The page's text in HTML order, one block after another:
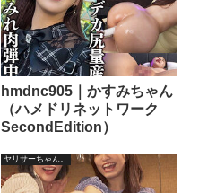
hmdnc905｜かすみちゃん
（ハメドリネットワーク
SecondEdition）
ヤリサーちゃん。